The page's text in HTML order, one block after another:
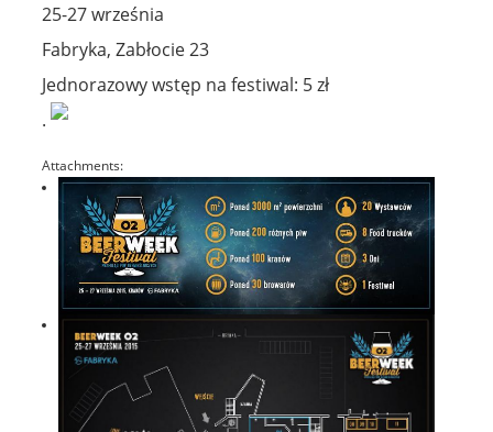
25-27 września
Fabryka, Zabłocie 23
Jednorazowy wstęp na festiwal: 5 zł
.
Attachments: